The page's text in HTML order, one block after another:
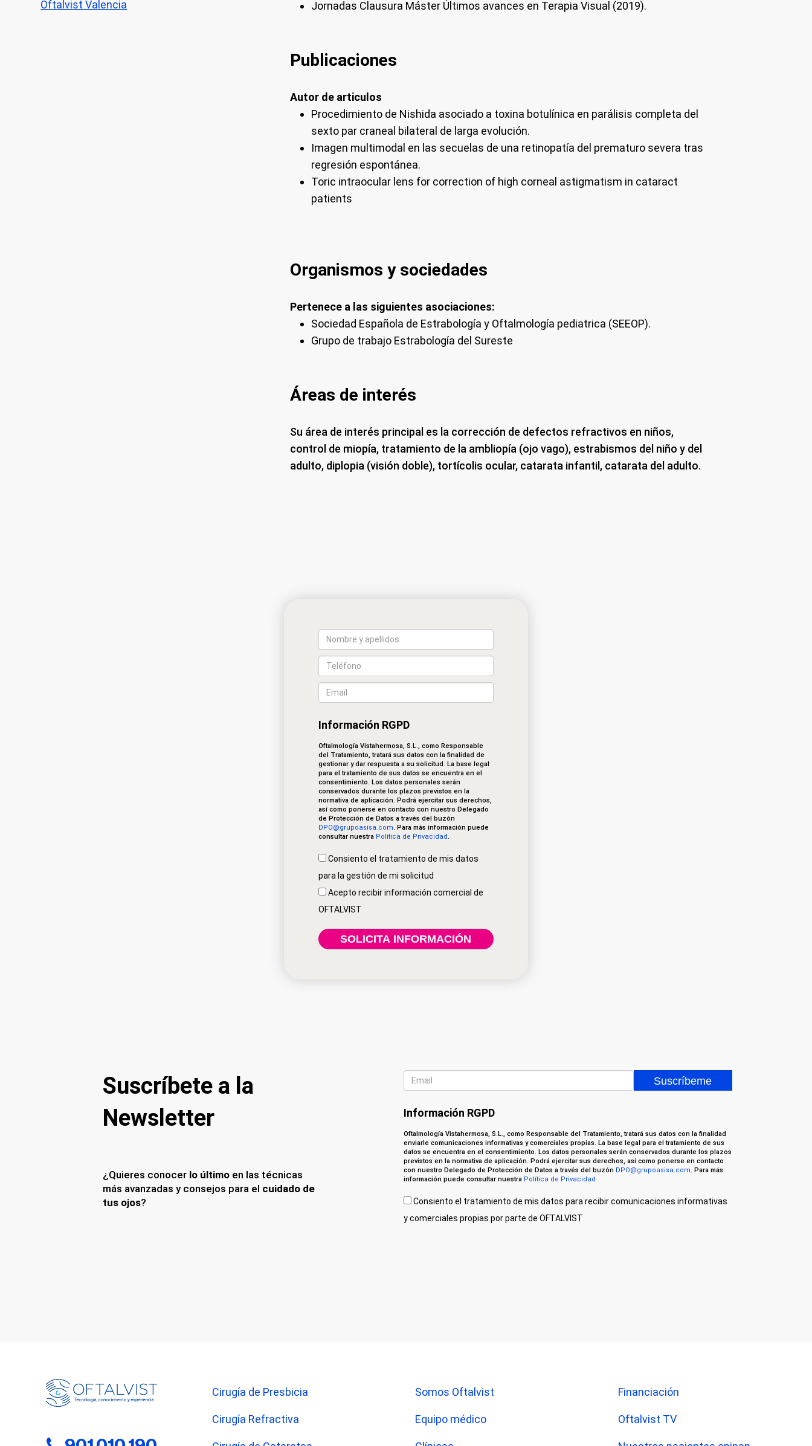
Oftalvist Valencia
Jornadas Clausura Máster Últimos avances en Terapia Visual (2019).
Publicaciones
Autor de articulos
Procedimiento de Nishida asociado a toxina botulínica en parálisis completa del
sexto par craneal bilateral de larga evolución.
Imagen multimodal en las secuelas de una retinopatía del prematuro severa tras
regresión espontánea.
Toric intraocular lens for correction of high corneal astigmatism in cataract
patients
Organismos y sociedades
Pertenece a las siguientes asociaciones:
Sociedad Española de Estrabología y Oftalmología pediatrica (SEEOP).
Grupo de trabajo Estrabología del Sureste
Áreas de interés
Su área de interés principal es la corrección de defectos refractivos en niños,
control de miopía, tratamiento de la ambliopía (ojo vago), estrabismos del niño y del
adulto, diplopia (visión doble), tortícolis ocular, catarata infantil, catarata del adulto.
Información RGPD
Oftalmología Vistahermosa, S.L., como Responsable
del Tratamiento, tratará sus datos con la finalidad de
gestionar y dar respuesta a su solicitud. La base legal
para el tratamiento de sus datos se encuentra en el
consentimiento. Los datos personales serán
conservados durante los plazos previstos en la
normativa de aplicación. Podrá ejercitar sus derechos,
así como ponerse en contacto con nuestro Delegado
de Protección de Datos a través del buzón
DPO@grupoasisa.com. Para más información puede
consultar nuestra Política de Privacidad.
Consiento el tratamiento de mis datos
para la gestión de mi solicitud
Acepto recibir información comercial de
OFTALVIST
Suscríbete a la
Newsletter
¿Quieres conocer lo últimoen las técnicas
más avanzadas y consejos para el cuidado de
tus ojos?
Información RGPD
Oftalmología Vistahermosa, S.L., como Responsable del Tratamiento, tratará sus datos con la finalidad
enviarle comunicaciones informativas y comerciales propias. La base legal para el tratamiento de sus
datos se encuentra en el consentimiento. Los datos personales serán conservados durante los plazos
previstos en la normativa de aplicación. Podrá ejercitar sus derechos, así como ponerse en contacto
con nuestro Delegado de Protección de Datos a través del buzón DPO@grupoasisa.com. Para más
información puede consultar nuestra Política de Privacidad
Consiento el tratamiento de mis datos para recibir comunicaciones informativas
y comerciales propias por parte de OFTALVIST
Cirugía de Presbicia
Cirugía Refractiva
Somos Oftalvist
Equipo médico
Financiación
Oftalvist TV